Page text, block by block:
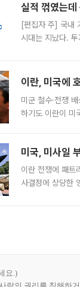
실적 꺾였는
[편집자 주] 국내
시대는 지났다.
이란, 미국에
미군 철수·전쟁
하기도 이란이 미
미국, 미사일
이란 전쟁에 패트
사결정에 상당한